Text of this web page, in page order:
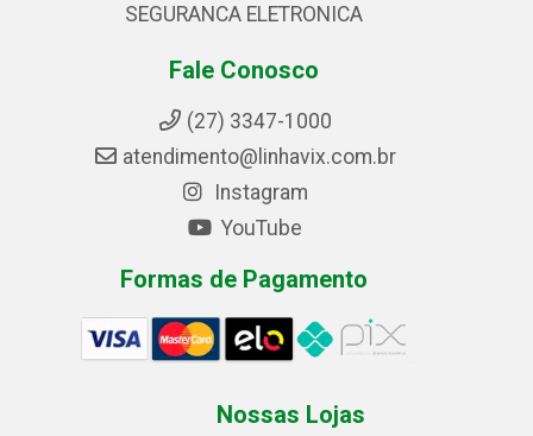
SEGURANCA ELETRONICA
Fale Conosco
(27) 3347-1000
atendimento@linhavix.com.br
Instagram
YouTube
Formas de Pagamento
Nossas Lojas